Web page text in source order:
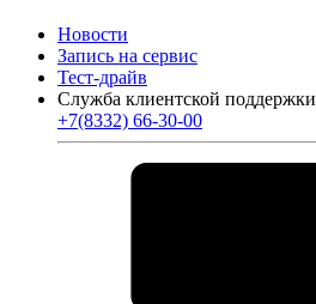
Новости
Запись на сервис
Тест-драйв
Служба клиентской поддержки
+7(8332) 66-30-00